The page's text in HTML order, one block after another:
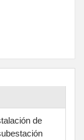
de